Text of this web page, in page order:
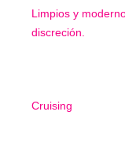
Limpios y
discreción.
Cruising